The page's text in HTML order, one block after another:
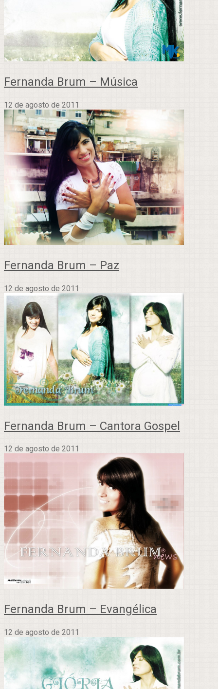
Fernanda Brum – Música
12 de agosto de 2011
Fernanda Brum – Paz
12 de agosto de 2011
Fernanda Brum – Cantora Gospel
12 de agosto de 2011
Fernanda Brum – Evangélica
12 de agosto de 2011